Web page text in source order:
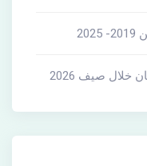
صيف 2026